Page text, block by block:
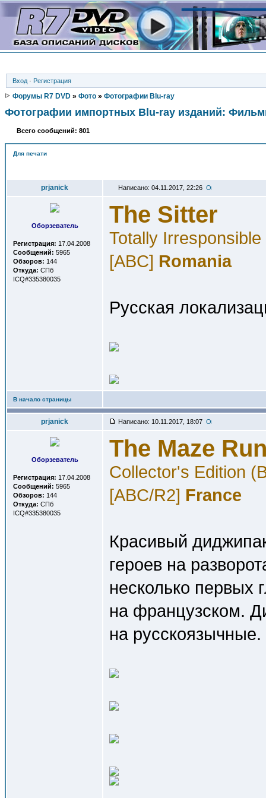
Вход · Регистрация
Форумы R7 DVD » Фото » Фотографии Blu-ray
Фотографии импортных Blu-ray изданий:
Всего сообщений: 801
Для печати
prjanick Написано: 04.11.2017, 22:26
Оборзеватель
Регистрация: 17.04.2008
Сообщений: 5965
Обзоров: 144
Откуда: СПб
ICQ#335380035
The Sitter
Totally
[ABC] Romania
Русская
В начало страницы
prjanick Написано: 10.11.2017, 18:07
Оборзеватель
Регистрация: 17.04.2008
Сообщений: 5965
Обзоров: 144
Откуда: СПб
ICQ#335380035
The Maze
Collector's Edition
[ABC/R2] France
Красивый
героев на
несколько первых
на французском.
на русскоязычные.